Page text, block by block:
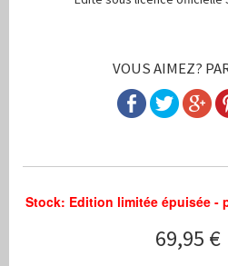
VOUS AIMEZ?
Stock: Edition limitée épuisée -
69,95 €